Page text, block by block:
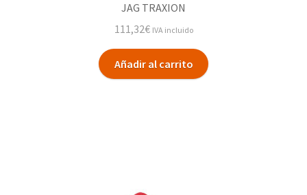
JAG TRAXION
111,32€ IVA incluido
Añadir al carrito